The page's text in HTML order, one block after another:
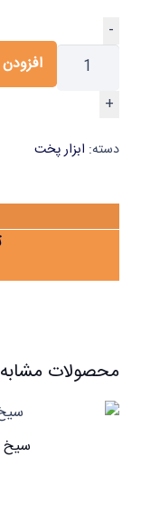
انبر
کوچک
23
یک
ایلا
عدد
-
+
دسته: ابزار پخت
محصولات مشابه
سیخ